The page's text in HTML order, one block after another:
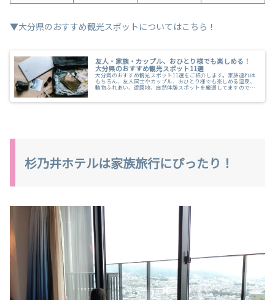
▼大分県のおすすめ観光スポットについてはこちら！
友人・家族・カップル、おひとり様でも楽しめる！
大分県のおすすめ観光スポット11選
大分県のおすすめ観光スポット11選をご紹介します。家族連れは
もちろん、友人同士やカップル、おひとり様でも楽しめる温泉、
動物ふれあい、遊園地、自然体験スポットを厳選してますので、
杉乃井ホテルは家族旅行にぴったり！